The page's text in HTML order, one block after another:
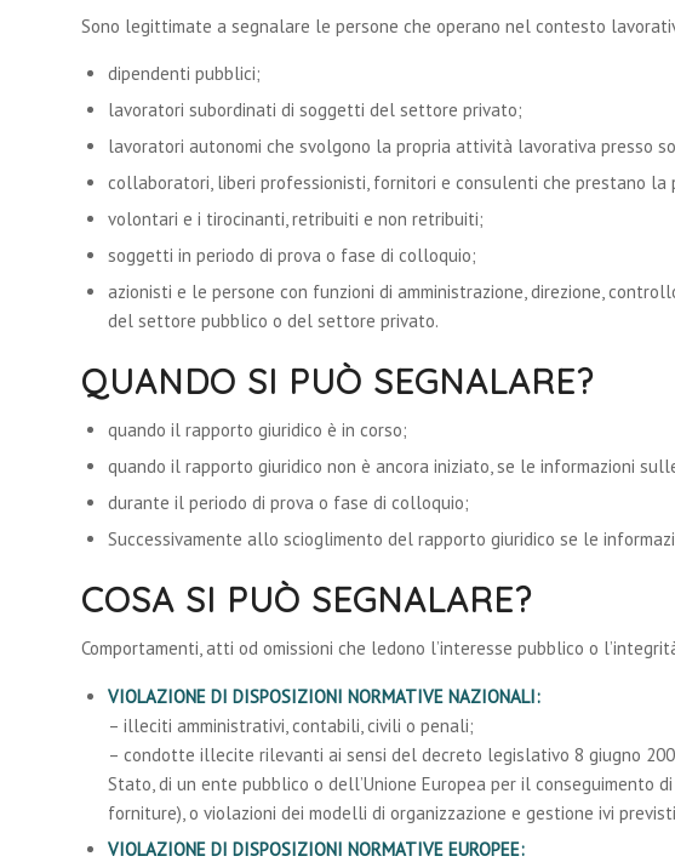
Sono legittimate a segnalare le persone che operano nel contesto
dipendenti pubblici;
lavoratori subordinati di soggetti del settore privato;
lavoratori autonomi che svolgono la propria attività lavorativa presso
collaboratori, liberi professionisti, fornitori e consulenti che prestano
volontari e i tirocinanti, retribuiti e non retribuiti;
soggetti in periodo di prova o fase di colloquio;
azionisti e le persone con funzioni di amministrazione, direzione,
del settore pubblico o del settore privato.
QUANDO SI PUÒ SEGNALARE?
quando il rapporto giuridico è in corso;
quando il rapporto giuridico non è ancora iniziato, se le informazioni
durante il periodo di prova o fase di colloquio;
Successivamente allo scioglimento del rapporto giuridico se le
COSA SI PUÒ SEGNALARE?
Comportamenti, atti od omissioni che ledono l’interesse pubblico o
VIOLAZIONE DI DISPOSIZIONI NORMATIVE NAZIONALI:
– illeciti amministrativi, contabili, civili o penali;
– condotte illecite rilevanti ai sensi del decreto legislativo 8 giugno
Stato, di un ente pubblico o dell’Unione Europea per il
forniture), o violazioni dei modelli di organizzazione e gestione ivi previsti
VIOLAZIONE DI DISPOSIZIONI NORMATIVE EUROPEE: